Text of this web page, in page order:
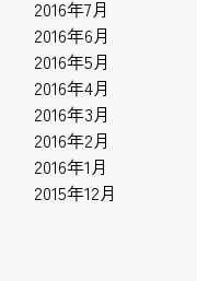
2016年7月
2016年6月
2016年5月
2016年4月
2016年3月
2016年2月
2016年1月
2015年12月